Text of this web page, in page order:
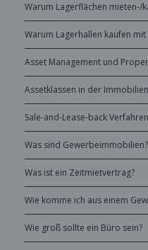
Warum Lagerflächen mieten-/
Warum Lagerhallen kaufen
Asset Management und
Assetklassen in der
Sale-and-Lease-back Verfahren
Was sind Gewerbeimmobilien?
Was ist ein Zeitmietvertrag?
Wie komme ich aus einem
Wie groß sollte ein Büro sein?